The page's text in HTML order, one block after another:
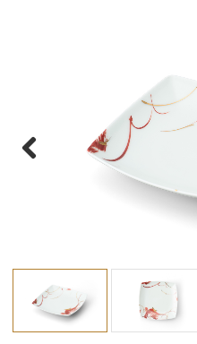
エマシリーズ
Emma
銀彩シリーズ